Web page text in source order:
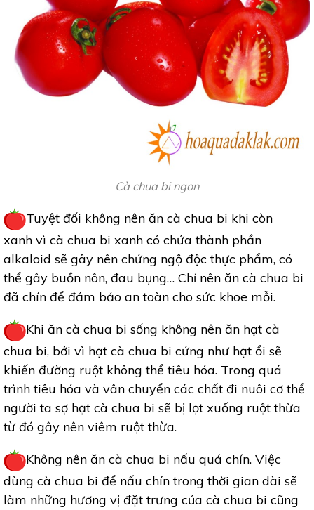
Cà chua bi ngon
Tuyệt đối không nên ăn cà chua bi khi còn
xanh vì cà chua bi xanh có chứa thành phần
alkaloid sẽ gây nên chứng ngộ độc thực phẩm, có
thể gây buồn nôn, đau bụng… Chỉ nên ăn cà chua bi
đã chín để đảm bảo an toàn cho sức khoe mỗi.
Khi ăn cà chua bi sống không nên ăn hạt cà
chua bi, bởi vì hạt cà chua bi cứng như hạt ổi sẽ
khiến đường ruột không thể tiêu hóa. Trong quá
trình tiêu hóa và vân chuyển các chất đi nuôi cơ thể
người ta sợ hạt cà chua bi sẽ bị lọt xuống ruột thừa
từ đó gây nên viêm ruột thừa.
Không nên ăn cà chua bi nấu quá chín. Việc
dùng cà chua bi để nấu chín trong thời gian dài sẽ
làm những hương vị đặt trưng của cà chua bi cũng